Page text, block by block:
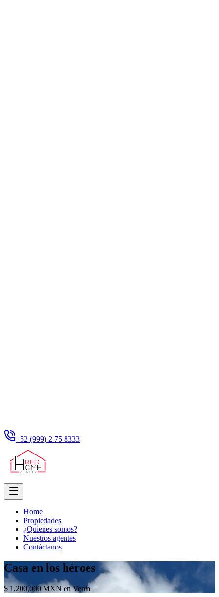
+52 (999) 2 75 8333
Home
Propiedades
¿Quienes somos?
Nuestros agentes
Contáctanos
Casa en los héroes
$ 1,200,000 MXN en Venta